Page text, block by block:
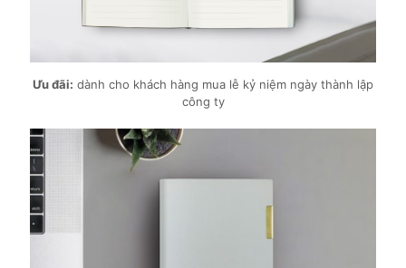
Ưu đãi: dành cho khách hàng mua lễ kỷ niệm ngày thành lập
công ty